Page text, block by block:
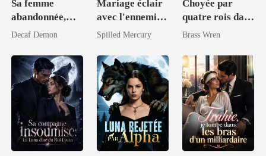
Sa femme
abandonnée,
désormais
Decaf Demon
Mariage éclair
avec l'ennemi
juré de mon ex
Spilled Mercury
Choyée par
quatre rois dans
le monde des
Interstellaires
Brass Wren